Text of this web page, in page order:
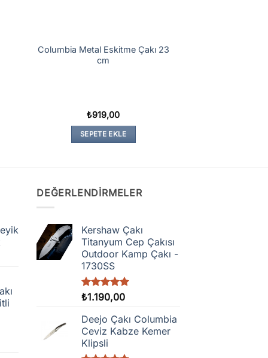
Columbia Metal Eskitme Çakı 23
cm
₺919,00
SEPETE EKLE
DEĞERLENDIRMELER
Kershaw Çakı
Titanyum Cep Çakısı
Outdoor Kamp Çakı -
1730SS
5 üzerinden
oy
aldı
₺1.190,00
Deejo Çakı Columbia
Ceviz Kabze Kemer
Klipsli